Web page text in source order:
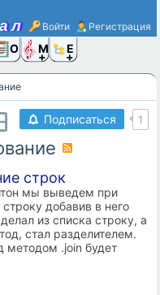
Войти Регистрация
Ещё
Подписаться 1
строк
мы выведем при
добавив в него
из списка строку, а
стал разделителем.
.join будет